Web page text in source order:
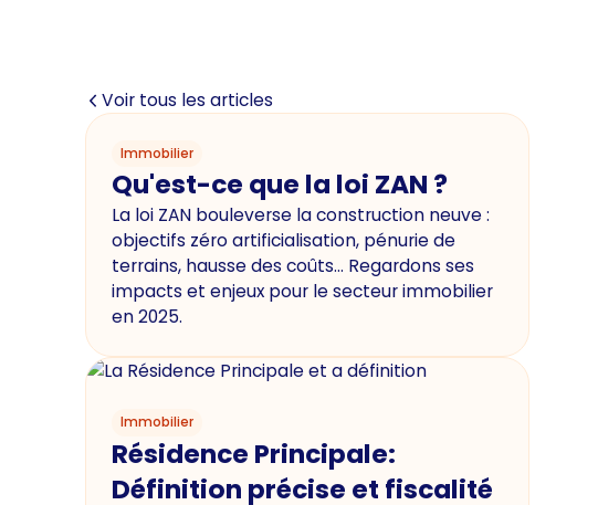
Voir tous les articles
Immobilier
Qu'est-ce que la loi ZAN ?
La loi ZAN bouleverse la construction neuve :
objectifs zéro artificialisation, pénurie de
terrains, hausse des coûts… Regardons ses
impacts et enjeux pour le secteur immobilier
en 2025.
Immobilier
Résidence Principale:
Définition précise et fiscalité